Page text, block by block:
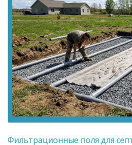
Фильтрационные поля для